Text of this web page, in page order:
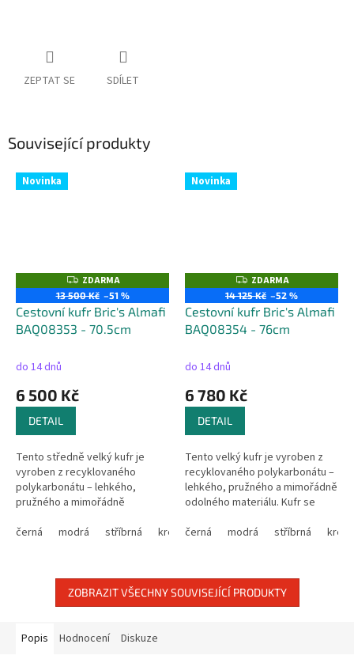
ZEPTAT SE SDÍLET
Související produkty
Novinka
Z
D
A
R
A
ZDARMA
13 500 Kč –51 %
Cestovní kufr Bric's Almafi
BAQ08353 - 70.5cm
do 14 dnů
6 500 Kč
DETAIL
Tento středně velký kufr je
vyroben z recyklovaného
polykarbonátu – lehkého,
pružného a mimořádně
otevírá pomocí zipu s dvojitým
černá modrá stříbrná krémová stříbrná/černá
Novinka
Z
D
A
R
A
ZDARMA
14 125 Kč –52 %
Cestovní kufr Bric's Almafi
BAQ08354 - 76cm
do 14 dnů
6 780 Kč
DETAIL
Tento velký kufr je vyroben z
recyklovaného polykarbonátu –
lehkého, pružného a mimořádně
odolného materiálu. Kufr se
jezdcem a pogumovanou...
černá modrá stříbrná
ZOBRAZIT VŠECHNY SOUVISEJÍCÍ PRODUKTY
Popis Hodnocení Diskuze